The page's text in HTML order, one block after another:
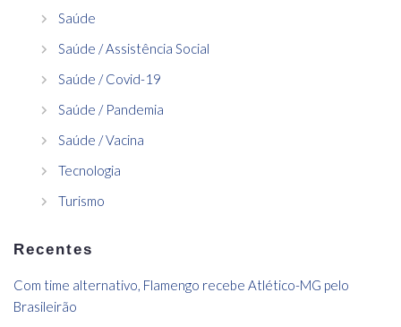
Saúde
Saúde / Assistência Social
Saúde / Covid-19
Saúde / Pandemia
Saúde / Vacina
Tecnologia
Turismo
Recentes
Com time alternativo, Flamengo recebe Atlético-MG pelo
Brasileirão